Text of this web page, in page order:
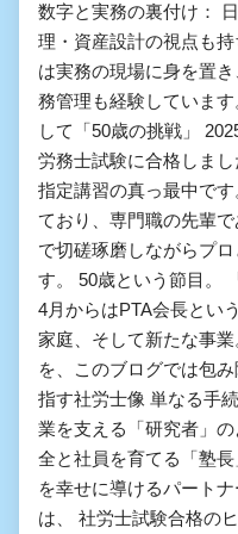
数字と実務の裏付け：
理・資産設計の視点も
は実務の現場に身を置
務管理も経験していま
して「50歳の挑戦」
労務士試験に合格しま
指定講習の真っ最中で
ており、専門職の先輩
で切磋琢磨しながらプ
す。 50歳という節目。
4月からはPTA会長とい
家庭、そして新たな事
を、このブログでは包
指す社労士像 単なる手
業を支える「研究者」
全と社員を育てる「塾
を幸せに導けるパート
は、 社労士試験合格の